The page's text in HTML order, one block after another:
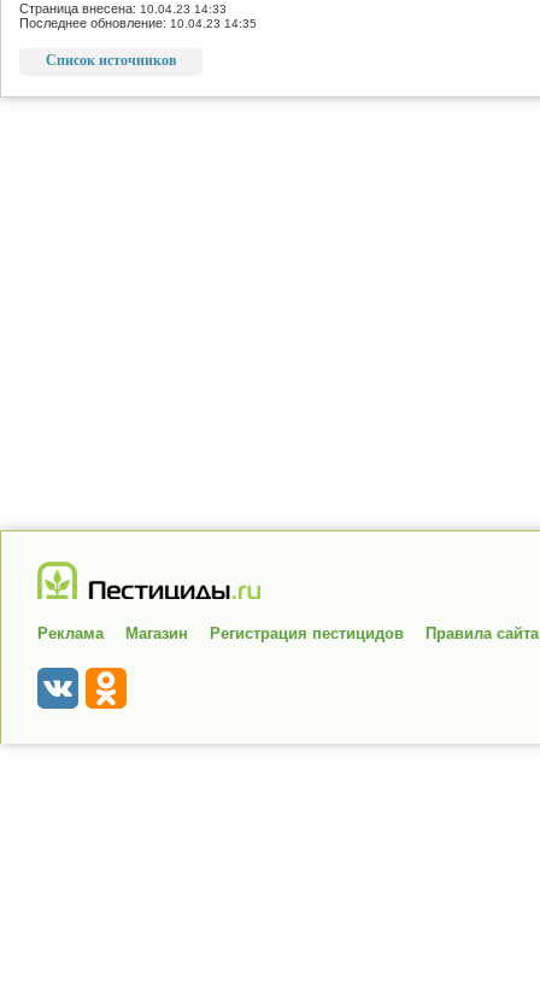
Страница внесена: 10.04.23 14:33
Последнее обновление: 10.04.23 14:35
Список источников
Реклама Магазин Регистрация пестицидов Правила сайта